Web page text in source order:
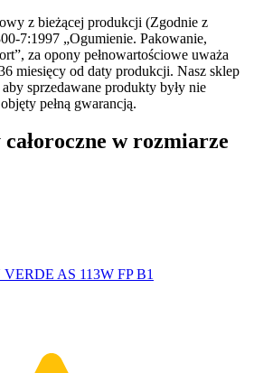
z bieżącej produkcji (Zgodnie z
7:1997 „Ogumienie. Pakowanie,
za opony pełnowartościowe uważa
miesięcy od daty produkcji. Nasz sklep
sprzedawane produkty były nie
pełną gwarancją.
całoroczne w rozmiarze
AS 113W FP B1